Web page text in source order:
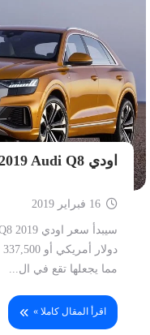
اودي Q8 2019 | 2019 Audi Q8
مما يجعلها تقع في ال...
اقرأ المقال كاملا »